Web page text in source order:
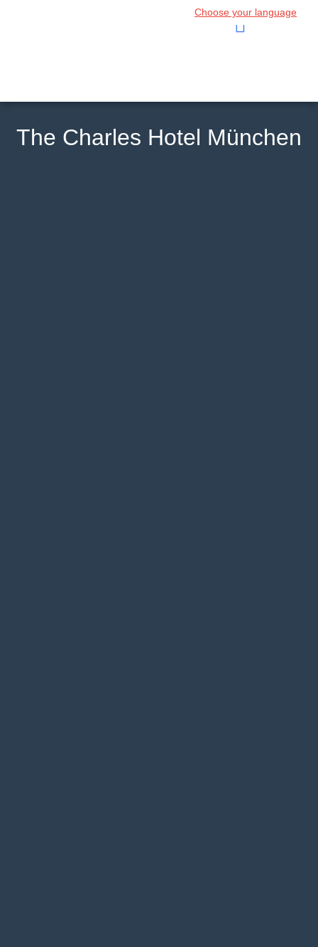
Choose your language
The Charles Hotel München